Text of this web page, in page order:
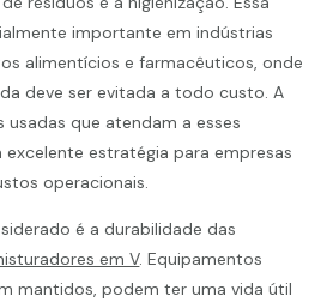
importante em indústrias
alimentícios e farmacêuticos, onde
deve ser evitada a todo custo. A
usadas que atendam a esses
estratégia para empresas
operacionais.
é a durabilidade das
em V. Equipamentos
mantidos, podem ter uma vida útil